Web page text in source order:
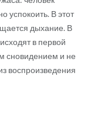
успокоить. В этот
дыхание. В
в первой
сновидением и не
воспроизведения